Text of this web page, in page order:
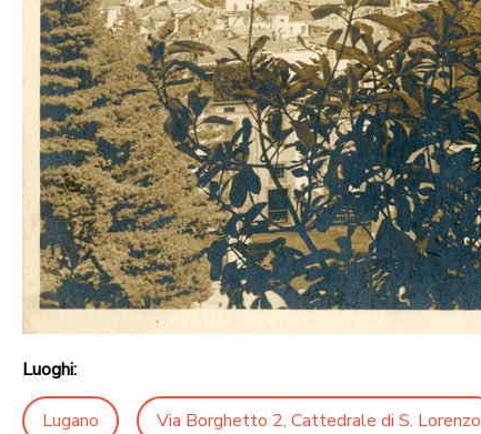
Luoghi:
Lugano Via Borghetto 2, Cattedrale di S. Lorenzo